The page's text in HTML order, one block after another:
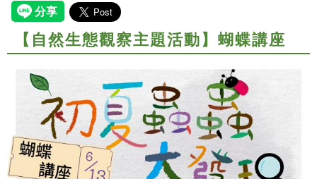
【自然生態觀察主題活動】蝴蝶講座